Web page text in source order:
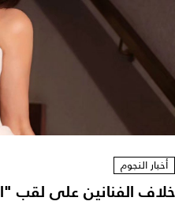
أخبار النجوم
خلاف الفنانين على لقب